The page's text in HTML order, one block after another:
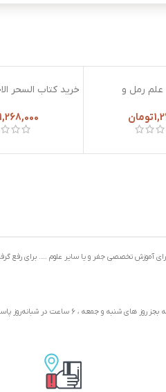
دستور خواندن
حوایج مردم
تو در تو روش
عدد سوره ها و
رمل و
تومان
خرید کتاب السحر
المغرب ابواب محبة
فک المربوط زواج
1,268,000
۶ ساعت در شبانه‌روز پاسخگوی شما هستیم. ( از ساعت ۱۰ الی ۱۲ صبح و ۶ الی ۱۰ شب )